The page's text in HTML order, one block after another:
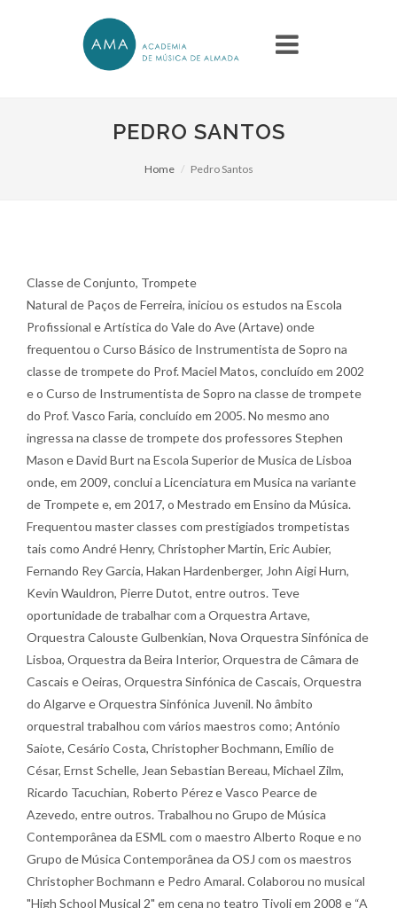
PEDRO SANTOS
Home Pedro Santos
Classe de Conjunto, Trompete
Natural de Paços de Ferreira, iniciou os estudos na Escola
Profissional e Artística do Vale do Ave (Artave) onde
frequentou o Curso Básico de Instrumentista de Sopro na
classe de trompete do Prof. Maciel Matos, concluído em 2002
e o Curso de Instrumentista de Sopro na classe de trompete
do Prof. Vasco Faria, concluído em 2005. No mesmo ano
ingressa na classe de trompete dos professores Stephen
Mason e David Burt na Escola Superior de Musica de Lisboa
onde, em 2009, conclui a Licenciatura em Musica na variante
de Trompete e, em 2017, o Mestrado em Ensino da Música.
Frequentou master classes com prestigiados trompetistas
tais como André Henry, Christopher Martin, Eric Aubier,
Fernando Rey Garcia, Hakan Hardenberger, John Aigi Hurn,
Kevin Wauldron, Pierre Dutot, entre outros. Teve
oportunidade de trabalhar com a Orquestra Artave,
Orquestra Calouste Gulbenkian, Nova Orquestra Sinfónica de
Lisboa, Orquestra da Beira Interior, Orquestra de Câmara de
Cascais e Oeiras, Orquestra Sinfónica de Cascais, Orquestra
do Algarve e Orquestra Sinfónica Juvenil. No âmbito
orquestral trabalhou com vários maestros como; António
Saiote, Cesário Costa, Christopher Bochmann, Emílio de
César, Ernst Schelle, Jean Sebastian Bereau, Michael Zilm,
Ricardo Tacuchian, Roberto Pérez e Vasco Pearce de
Azevedo, entre outros. Trabalhou no Grupo de Música
Contemporânea da ESML com o maestro Alberto Roque e no
Grupo de Música Contemporânea da OSJ com os maestros
Christopher Bochmann e Pedro Amaral. Colaborou no musical
"High School Musical 2" em cena no teatro Tivoli em 2008 e “A